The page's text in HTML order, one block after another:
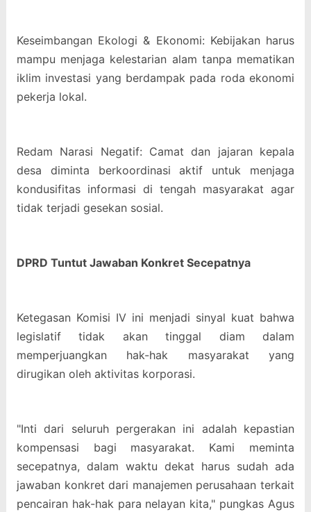
Keseimbangan Ekologi & Ekonomi: Kebijakan harus
mampu menjaga kelestarian alam tanpa mematikan
iklim investasi yang berdampak pada roda ekonomi
pekerja lokal.
Redam Narasi Negatif: Camat dan jajaran kepala
desa diminta berkoordinasi aktif untuk menjaga
kondusifitas informasi di tengah masyarakat agar
tidak terjadi gesekan sosial.
DPRD Tuntut Jawaban Konkret Secepatnya
Ketegasan Komisi IV ini menjadi sinyal kuat bahwa
legislatif tidak akan tinggal diam dalam
memperjuangkan hak-hak masyarakat yang
dirugikan oleh aktivitas korporasi.
"Inti dari seluruh pergerakan ini adalah kepastian
kompensasi bagi masyarakat. Kami meminta
secepatnya, dalam waktu dekat harus sudah ada
jawaban konkret dari manajemen perusahaan terkait
pencairan hak-hak para nelayan kita," pungkas Agus